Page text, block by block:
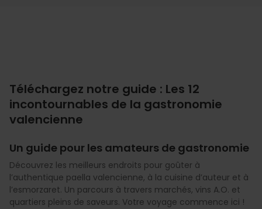
Téléchargez notre guide : Les 12
incontournables de la gastronomie
valencienne
Un guide pour les amateurs de gastronomie
Découvrez les meilleurs endroits pour goûter à
l’authentique paella valencienne, à la cuisine d’auteur et à
l’esmorzaret. Un parcours à travers marchés, vins A.O. et
quartiers pleins de saveurs. Votre voyage commence ici !